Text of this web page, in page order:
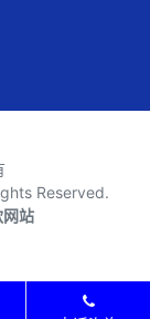
Reserved.
网站